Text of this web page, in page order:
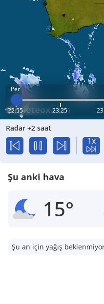
Per
22:55 23:25
Radar +2 saat
1x
Şu anki hava
15°
Şu an için yağış